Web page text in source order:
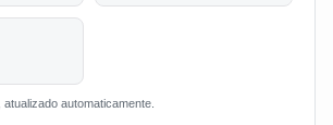
automaticamente.